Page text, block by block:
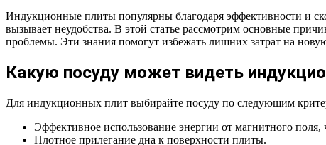
Индукционные плиты популярны благодаря эффективности и
вызывает неудобства. В этой статье рассмотрим основные
проблемы. Эти знания помогут избежать лишних затрат на
Какую посуду может видеть
Для индукционных плит выбирайте посуду по следующим
Эффективное использование энергии от магнитного
Плотное прилегание дна к поверхности плиты.